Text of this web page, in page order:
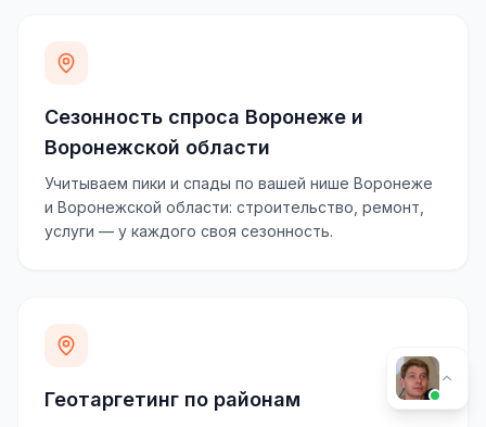
Сезонность спроса Воронеже и
Воронежской области
Учитываем пики и спады по вашей нише Воронеже
и Воронежской области: строительство, ремонт,
услуги — у каждого своя сезонность.
Геотаргетинг по районам